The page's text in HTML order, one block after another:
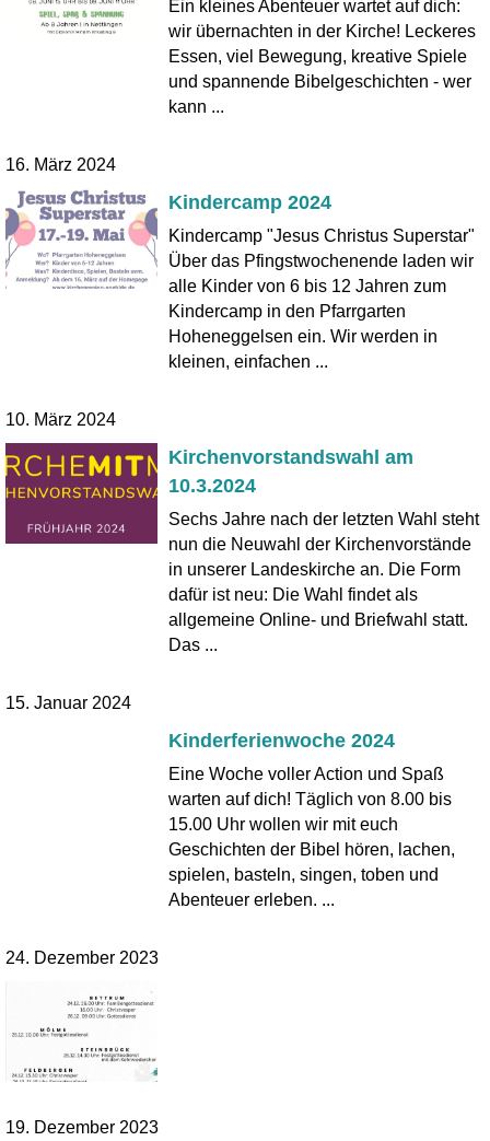
Ein kleines Abenteuer wartet auf dich:
wir übernachten in der Kirche! Leckeres
Essen, viel Bewegung, kreative Spiele
und spannende Bibelgeschichten - wer
kann ...
16. März 2024
Kindercamp 2024
Kindercamp "Jesus Christus Superstar"
Über das Pfingstwochenende laden wir
alle Kinder von 6 bis 12 Jahren zum
Kindercamp in den Pfarrgarten
Hoheneggelsen ein. Wir werden in
kleinen, einfachen ...
10. März 2024
Kirchenvorstandswahl am
10.3.2024
Sechs Jahre nach der letzten Wahl steht
nun die Neuwahl der Kirchenvorstände
in unserer Landeskirche an. Die Form
dafür ist neu: Die Wahl findet als
allgemeine Online- und Briefwahl statt.
Das ...
15. Januar 2024
Kinderferienwoche 2024
Eine Woche voller Action und Spaß
warten auf dich! Täglich von 8.00 bis
15.00 Uhr wollen wir mit euch
Geschichten der Bibel hören, lachen,
spielen, basteln, singen, toben und
Abenteuer erleben. ...
24. Dezember 2023
19. Dezember 2023